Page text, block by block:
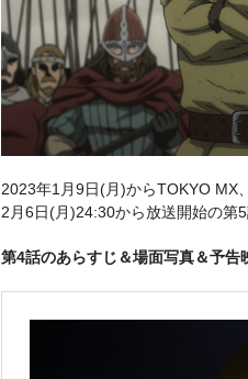
2023年1月9日(月)からTOKYO MX
2月6日(月)24:30から放送開始の第
第4話のあらすじ＆場面写真＆予告